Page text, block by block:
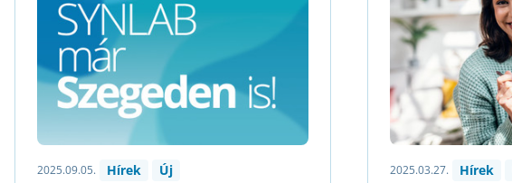
2025.09.05. Hírek Új 2025.03.27. Hírek